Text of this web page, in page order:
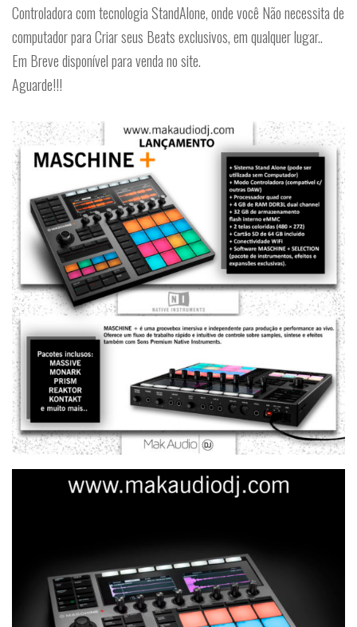
Controladora com tecnologia StandAlone, onde você Não necessita de
computador para Criar seus Beats exclusivos, em qualquer lugar..
Em Breve disponível para venda no site.
Aguarde!!!